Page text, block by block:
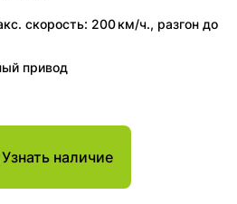
скорость: 200 км/ч., разгон до
привод
Узнать наличие